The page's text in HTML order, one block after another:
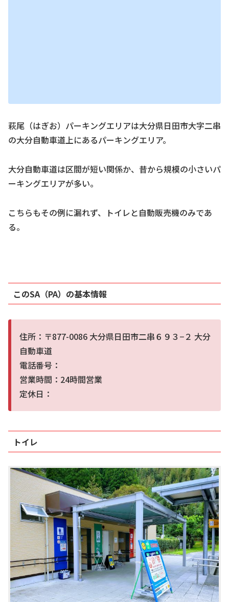
萩尾（はぎお）パーキングエリアは大分県日田市大字二串
の大分自動車道上にあるパーキングエリア。
大分自動車道は区間が短い関係か、昔から規模の小さいパ
ーキングエリアが多い。
こちらもその例に漏れず、トイレと自動販売機のみであ
る。
このSA（PA）の基本情報
住所：〒877-0086 大分県日田市二串６９３−２ 大分
自動車道
電話番号：
営業時間：24時間営業
定休日：
トイレ